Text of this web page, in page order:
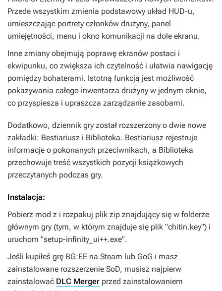
Przede wszystkim zmienia podstawowy układ HUD-u,
umieszczając portrety członków drużyny, panel
umiejętności, menu i okno komunikacji na dole ekranu.
Inne zmiany obejmują poprawę ekranów postaci i
ekwipunku, co zwiększa ich czytelność i ułatwia nawigację
pomiędzy bohaterami. Istotną funkcją jest możliwość
pokazywania całego inwentarza drużyny w jednym oknie,
co przyspiesza i upraszcza zarządzanie zasobami.
Dodatkowo, dziennik gry został rozszerzony o dwie nowe
zakładki: Bestiariusz i Biblioteka. Bestiariusz rejestruje
informacje o pokonanych przeciwnikach, a Biblioteka
przechowuje treść wszystkich pozycji książkowych
przeczytanych podczas gry.
Instalacja:
Pobierz mod z i rozpakuj plik zip znajdujący się w folderze
głównym gry (tym, w którym znajduje się plik "chitin.key") i
uruchom "setup-infinity_ui++.exe".
Jeśli kupiłeś grę BG:EE na Steam lub GoG i masz
zainstalowane rozszerzenie SoD, musisz najpierw
zainstalować DLC Merger przed zainstalowaniem